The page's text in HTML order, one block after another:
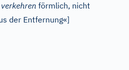
förmlich, nicht
der Entfernung«]